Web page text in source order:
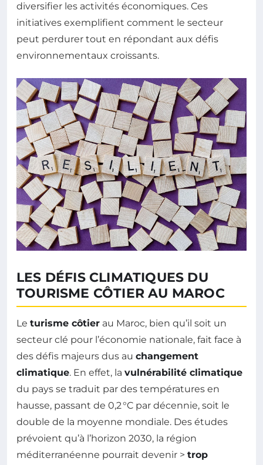
diversifier les activités économiques. Ces
initiatives exemplifient comment le secteur
peut perdurer tout en répondant aux défis
environnementaux croissants.
LES DÉFIS CLIMATIQUES DU
TOURISME CÔTIER AU MAROC
Le turisme côtier au Maroc, bien qu’il soit un
secteur clé pour l’économie nationale, fait face à
des défis majeurs dus au changement
climatique. En effet, la vulnérabilité climatique
du pays se traduit par des températures en
hausse, passant de 0,2 °C par décennie, soit le
double de la moyenne mondiale. Des études
prévoient qu’à l’horizon 2030, la région
méditerranéenne pourrait devenir > trop